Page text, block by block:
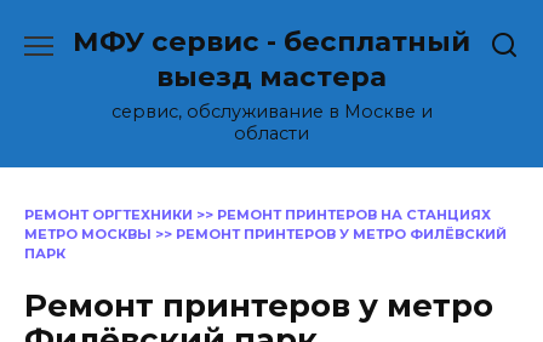
МФУ сервис - бесплатный
выезд мастера
сервис, обслуживание в Москве и
области
РЕМОНТ ОРГТЕХНИКИ >> РЕМОНТ ПРИНТЕРОВ НА СТАНЦИЯХ
МЕТРО МОСКВЫ >> РЕМОНТ ПРИНТЕРОВ У МЕТРО ФИЛЁВСКИЙ
ПАРК
Ремонт принтеров у метро